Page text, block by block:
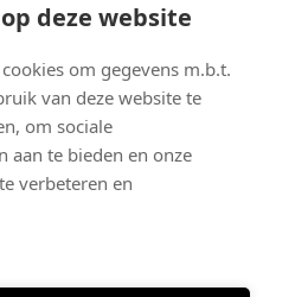
deze website
om gegevens m.b.t.
van deze website te
om sociale
aan te bieden en onze
verbeteren en